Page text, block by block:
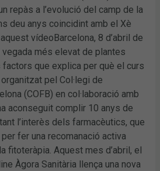
repàs a l’evolució del camp de la
deu anys coincidint amb el Xè
vídeoBarcelona, 8 d’abril de
vegada més elevat de plantes
que explica per què el curs
pel Col·legi de
(COFB) en col·laboració amb
aconseguit complir 10 anys de
l’interès dels farmacèutics, que
fer una recomanació activa
fitoteràpia. Aquest mes d’abril, el
Àgora Sanitària llença una nova